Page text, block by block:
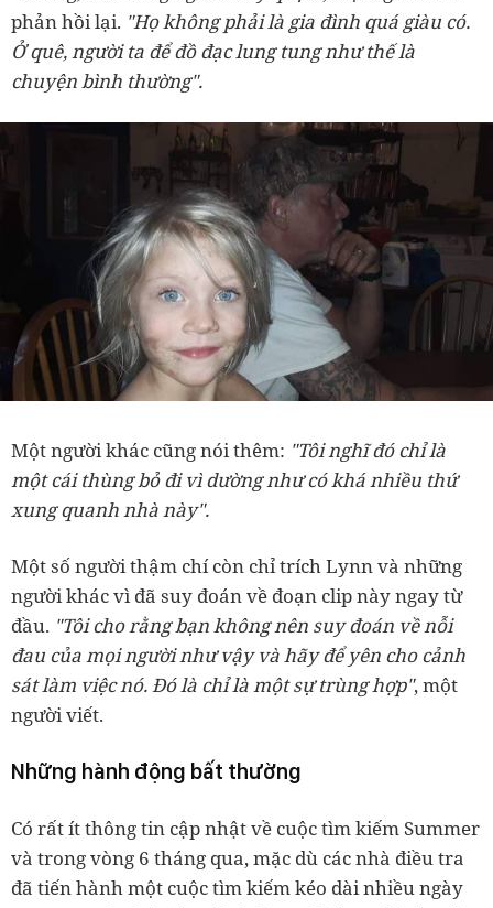
phản hồi lại. "Họ không phải là gia đình quá giàu có.
Ở quê, người ta để đồ đạc lung tung như thế là
chuyện bình thường".
Một người khác cũng nói thêm: "Tôi nghĩ đó chỉ là
một cái thùng bỏ đi vì dường như có khá nhiều thứ
xung quanh nhà này".
Một số người thậm chí còn chỉ trích Lynn và những
người khác vì đã suy đoán về đoạn clip này ngay từ
đầu. "Tôi cho rằng bạn không nên suy đoán về nỗi
đau của mọi người như vậy và hãy để yên cho cảnh
sát làm việc nó. Đó là chỉ là một sự trùng hợp", một
người viết.
Những hành động bất thường
Có rất ít thông tin cập nhật về cuộc tìm kiếm Summer
và trong vòng 6 tháng qua, mặc dù các nhà điều tra
đã tiến hành một cuộc tìm kiếm kéo dài nhiều ngày